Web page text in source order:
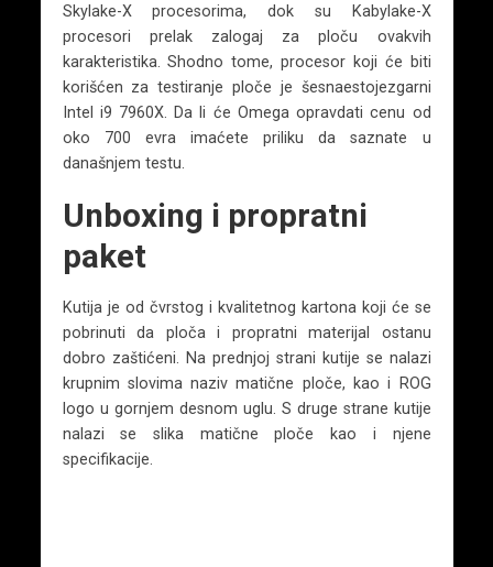
Skylake-X procesorima, dok su Kabylake-X
procesori prelak zalogaj za ploču ovakvih
karakteristika. Shodno tome, procesor koji će biti
korišćen za testiranje ploče je šesnaestojezgarni
Intel i9 7960X. Da li će Omega opravdati cenu od
oko 700 evra imaćete priliku da saznate u
današnjem testu.
Unboxing i propratni
paket
Kutija je od čvrstog i kvalitetnog kartona koji će se
pobrinuti da ploča i propratni materijal ostanu
dobro zaštićeni. Na prednjoj strani kutije se nalazi
krupnim slovima naziv matične ploče, kao i ROG
logo u gornjem desnom uglu. S druge strane kutije
nalazi se slika matične ploče kao i njene
specifikacije.